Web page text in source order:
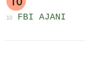
10 FBI AJANI